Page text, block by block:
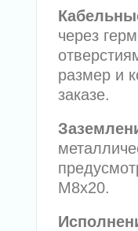
через
размер и
заказе.
М8х20.